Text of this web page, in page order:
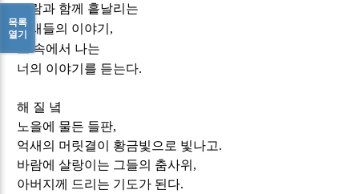
바람과 함께 흩날리는
억새들의 이야기 ,
그 속에서 나는
너의 이야기를 듣는다.
해 질 녘
노을에 물든 들판,
억새의 머릿결이 황금빛으로 빛나고.
바람에 살랑이는 그들의 춤사위 ,
아버지께 드리는 기도가 된다.
목록
열기